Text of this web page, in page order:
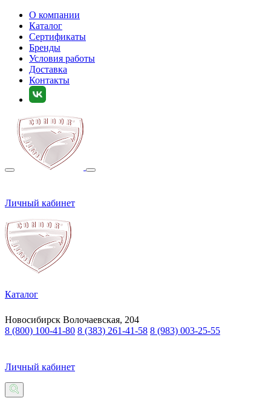
О компании
Каталог
Сертификаты
Бренды
Условия работы
Доставка
Контакты
Личный кабинет
Каталог
Новосибирск Волочаевская, 204
8 (800) 100-41-80 8 (383) 261-41-58 8 (983) 003-25-55
Личный кабинет